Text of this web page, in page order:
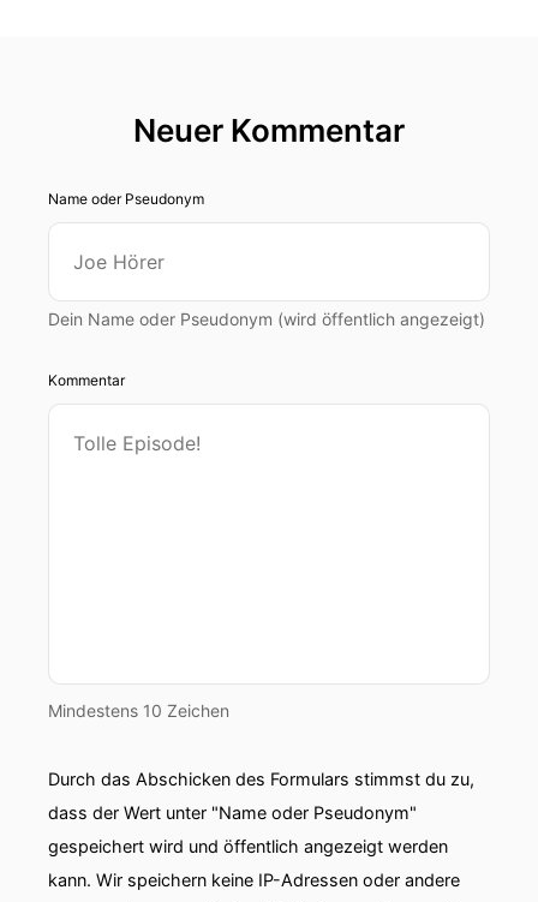
Neuer Kommentar
Name oder Pseudonym
Dein Name oder Pseudonym (wird öffentlich angezeigt)
Kommentar
Mindestens 10 Zeichen
Durch das Abschicken des Formulars stimmst du zu,
dass der Wert unter "Name oder Pseudonym"
gespeichert wird und öffentlich angezeigt werden
kann. Wir speichern keine IP-Adressen oder andere